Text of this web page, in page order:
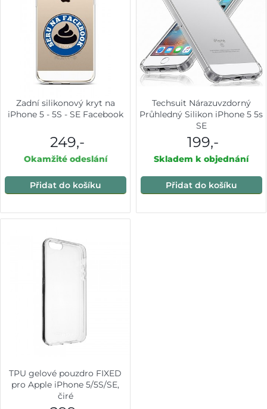
Zadní silikonový kryt na
iPhone 5 - 5S - SE Facebook
249,-
Okamžité odeslání
Přidat do košíku
Techsuit Nárazuvzdorný
Průhledný Silikon iPhone 5 5s
SE
199,-
Skladem k objednání
Přidat do košíku
TPU gelové pouzdro FIXED
pro Apple iPhone 5/5S/SE,
čiré